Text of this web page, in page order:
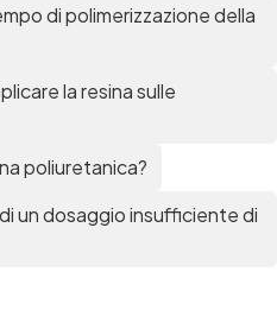
di polimerizzazione della
la resina sulle
poliuretanica?
un dosaggio insufficiente di